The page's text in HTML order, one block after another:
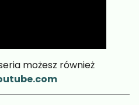
możesz również